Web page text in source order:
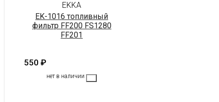
EKKA
EK-1016 топливный
фильтр FF200 FS1280
FF201
550 ₽
нет в наличии